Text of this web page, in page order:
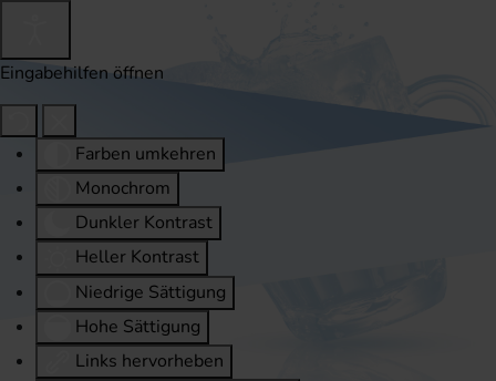
Eingabehilfen öffnen
Farben umkehren
Monochrom
Dunkler Kontrast
Heller Kontrast
Niedrige Sättigung
Hohe Sättigung
Links hervorheben